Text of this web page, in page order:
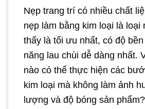
Nẹp trang trí có nhiều chất
nẹp làm bằng kim loại là loại
thấy là tối ưu nhất, có độ
năng lau chùi dễ dàng nhất.
nào có thể thực hiện các
kim loại mà không làm ảnh
lượng và độ bóng sản